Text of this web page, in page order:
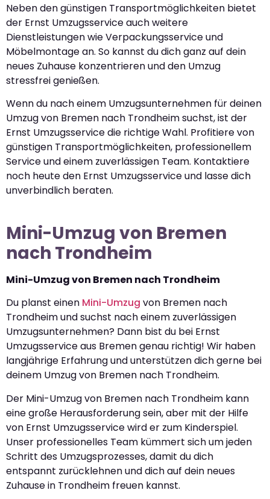
Neben den günstigen Transportmöglichkeiten bietet
der Ernst Umzugsservice auch weitere
Dienstleistungen wie Verpackungsservice und
Möbelmontage an. So kannst du dich ganz auf dein
neues Zuhause konzentrieren und den Umzug
stressfrei genießen.
Wenn du nach einem Umzugsunternehmen für deinen
Umzug von Bremen nach Trondheim suchst, ist der
Ernst Umzugsservice die richtige Wahl. Profitiere von
günstigen Transportmöglichkeiten, professionellem
Service und einem zuverlässigen Team. Kontaktiere
noch heute den Ernst Umzugsservice und lasse dich
unverbindlich beraten.
Mini-Umzug von Bremen
nach Trondheim
Mini-Umzug von Bremen nach Trondheim
Du planst einen Mini-Umzug von Bremen nach
Trondheim und suchst nach einem zuverlässigen
Umzugsunternehmen? Dann bist du bei Ernst
Umzugsservice aus Bremen genau richtig! Wir haben
langjährige Erfahrung und unterstützen dich gerne bei
deinem Umzug von Bremen nach Trondheim.
Der Mini-Umzug von Bremen nach Trondheim kann
eine große Herausforderung sein, aber mit der Hilfe
von Ernst Umzugsservice wird er zum Kinderspiel.
Unser professionelles Team kümmert sich um jeden
Schritt des Umzugsprozesses, damit du dich
entspannt zurücklehnen und dich auf dein neues
Zuhause in Trondheim freuen kannst.